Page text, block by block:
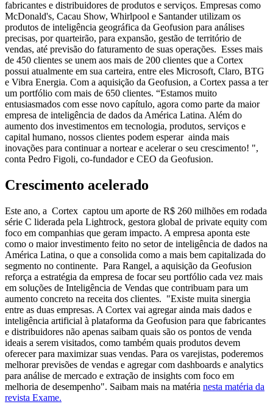
fabricantes e distribuidores de produtos e serviços. Empresas como
McDonald's, Cacau Show, Whirlpool e Santander utilizam os
produtos de inteligência geográfica da Geofusion para análises
precisas, por quarteirão, para expansão, gestão de território de
vendas, até previsão do faturamento de suas operações. Esses mais
de 450 clientes se unem aos mais de 200 clientes que a Cortex
possui atualmente em sua carteira, entre eles Microsoft, Claro, BTG
e Vibra Energia. Com a aquisição da Geofusion, a Cortex passa a ter
um portfólio com mais de 650 clientes. “Estamos muito
entusiasmados com esse novo capítulo, agora como parte da maior
empresa de inteligência de dados da América Latina. Além do
aumento dos investimentos em tecnologia, produtos, serviços e
capital humano, nossos clientes podem esperar ainda mais
inovações para continuar a nortear e acelerar o seu crescimento! ",
conta Pedro Figoli, co-fundador e CEO da Geofusion.
Crescimento acelerado
Este ano, a Cortex captou um aporte de R$ 260 milhões em rodada
série C liderada pela Lightrock, gestora global de private equity com
foco em companhias que geram impacto. A empresa aponta este
como o maior investimento feito no setor de inteligência de dados na
América Latina, o que a consolida como a mais bem capitalizada do
segmento no continente. Para Rangel, a aquisição da Geofusion
reforça a estratégia da empresa de focar seu portfólio cada vez mais
em soluções de Inteligência de Vendas que contribuam para um
aumento concreto na receita dos clientes. "Existe muita sinergia
entre as duas empresas. A Cortex vai agregar ainda mais dados e
inteligência artificial à plataforma da Geofusion para que fabricantes
e distribuidores não apenas saibam quais são os pontos de venda
ideais a serem visitados, como também quais produtos devem
oferecer para maximizar suas vendas. Para os varejistas, poderemos
melhorar previsões de vendas e agregar com dashboards e analytics
para análise de mercado e extração de insights com foco em
melhoria de desempenho". Saibam mais na matéria nesta matéria da
revista Exame.